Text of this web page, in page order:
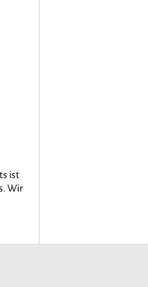
ist
Wir